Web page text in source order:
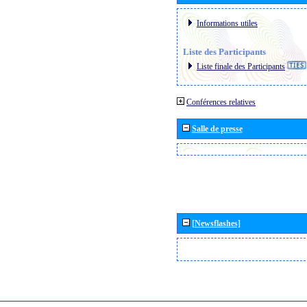
Informations utiles
Liste des Participants
Liste finale des Participants
Conférences relatives
Salle de presse
[Newsflashes]